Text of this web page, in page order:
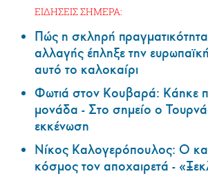
ΕΙΔΗΣΕΙΣ ΣΗΜΕΡΑ:
Πώς η σκληρή πραγματικότητα
αλλαγής έπληξε την
αυτό το καλοκαίρι
Φωτιά στον Κουβαρά: Κάηκε
μονάδα - Στο σημείο ο
εκκένωση
Νίκος Καλογερόπουλος: Ο
κόσμος τον αποχαιρετά -